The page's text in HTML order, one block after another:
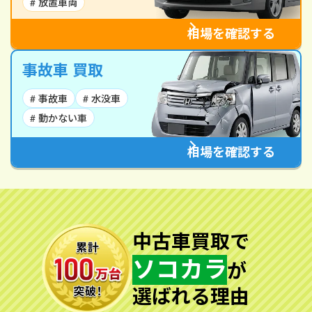
相場を確認する
事故車 買取
# 事故車
# 水没車
# 動かない車
相場を確認する
中古車買取で
ソコカラが
選ばれる理由